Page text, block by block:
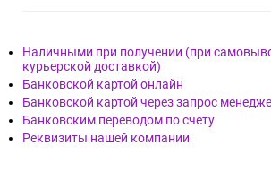
Наличными при получении (при
курьерской доставкой)
Банковской картой онлайн
Банковской картой через запрос
Банковским переводом по счету
Реквизиты нашей компании